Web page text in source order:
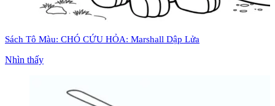
Sách Tô Màu: CHÓ CỨU HỎA: Marshall Dập Lửa
Nhìn thấy